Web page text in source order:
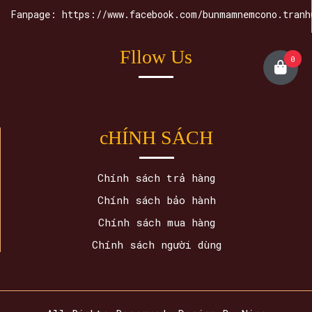
Fanpage: https://www.facebook.com/
Fllow Us
cHÍNH SÁCH
Chính sách trả hàng
Chính sách bảo hành
Chính sách mua hàng
Chính sách người dùng
0